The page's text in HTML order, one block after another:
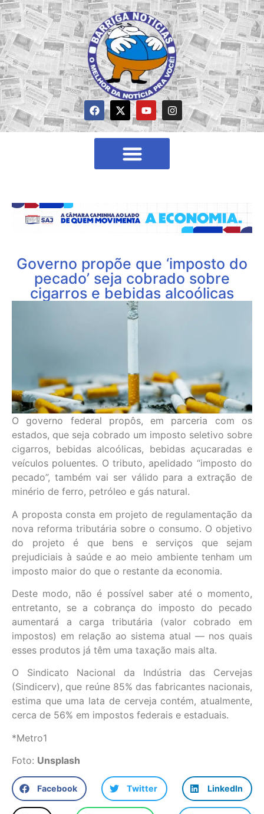
Governo propõe que ‘imposto do
pecado’ seja cobrado sobre
cigarros e bebidas alcoólicas
O governo federal propôs, em parceria com os
estados, que seja cobrado um imposto seletivo sobre
cigarros, bebidas alcoólicas, bebidas açucaradas e
veículos poluentes. O tributo, apelidado “imposto do
pecado”, também vai ser válido para a extração de
minério de ferro, petróleo e gás natural.
A proposta consta em projeto de regulamentação da
nova reforma tributária sobre o consumo. O objetivo
do projeto é que bens e serviços que sejam
prejudiciais à saúde e ao meio ambiente tenham um
imposto maior do que o restante da economia.
Deste modo, não é possível saber até o momento,
entretanto, se a cobrança do imposto do pecado
aumentará a carga tributária (valor cobrado em
impostos) em relação ao sistema atual — nos quais
esses produtos já têm uma taxação mais alta.
O Sindicato Nacional da Indústria das Cervejas
(Sindicerv), que reúne 85% das fabricantes nacionais,
estima que uma lata de cerveja contém, atualmente,
cerca de 56% em impostos federais e estaduais.
*Metro1
Foto: Unsplash
Facebook Twitter LinkedIn